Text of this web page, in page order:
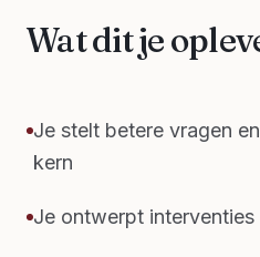
Wat dit je
Je stelt betere vragen
kern
Je ontwerpt